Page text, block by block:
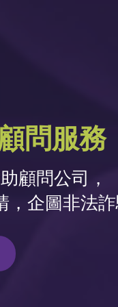
問服務
顧問公司，
，企圖非法